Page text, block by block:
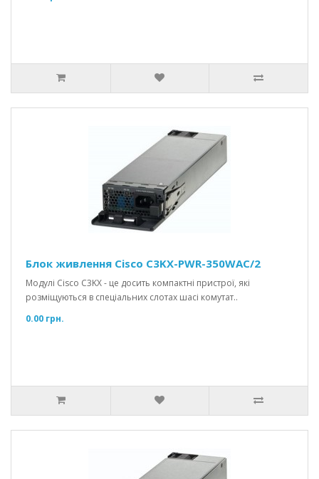
Блок живлення Cisco C3KX-PWR-350WAC/2
Модулі Cisco C3KX - це досить компактні пристрої, які
розміщуються в спеціальних слотах шасі комутат..
0.00 грн.